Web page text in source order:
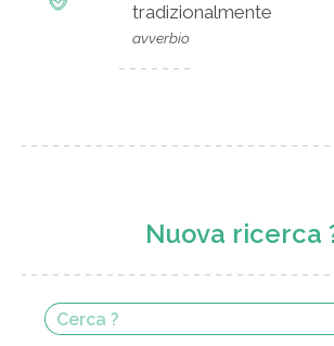
tradizionalmente
avverbio
Nuova ricerca